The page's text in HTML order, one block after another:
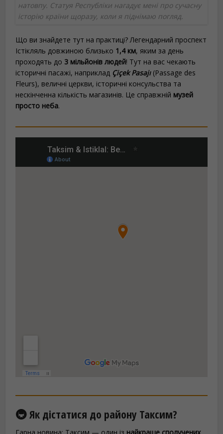
натовпу. Статуя Республіки нагадує мені про сучасну
історію країни щоразу, коли я піднімаю погляд.
Що ви знайдете тут на практиці? Легендарний проспект
Істікляль довжиною близько 1,4 км, яким за день
проходять до 3 мільйонів людей! Тут на вас чекають
історичні пасажі, наприклад Çiçek Pasajı(Passage des
Fleurs), величні церкви, історичні консульства та
нескінченна кількість магазинів. Це справжній музей
просто неба.
🚇 Як дістатися до району Таксим?